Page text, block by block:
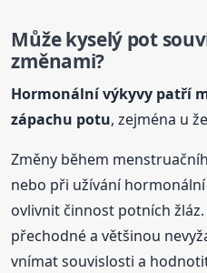
Můžekyselý pot
změnami?
Hormonální výkyvy patří
zápachu potu, zejména u
Změny během
nebo při užívání
ovlivnit činnost potních
přechodné a většinou
vnímat souvislosti a